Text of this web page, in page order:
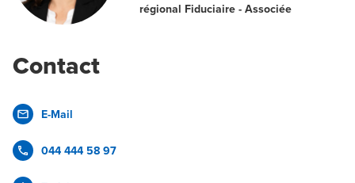
régional Fiduciaire - Associée
Contact
E-Mail
044 444 58 97